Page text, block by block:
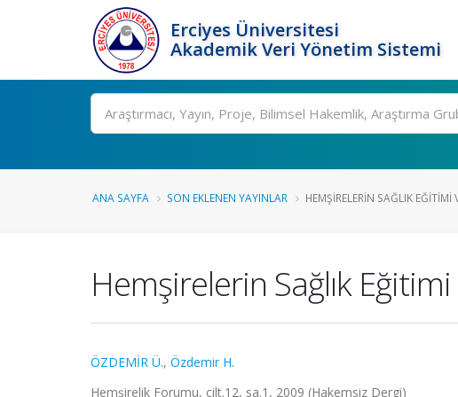
Erciyes Üniversitesi
Akademik Veri Yönetim Sistemi
Ara
ANA SAYFA SON EKLENEN YAYINLAR HEMŞIRELERIN SAĞLIK EĞITIMI
Hemşirelerin Sağlık
ÖZDEMİR Ü., Özdemir H.
Hemşirelik Forumu, cilt.12, sa.1, 2009 (Hakemsiz Dergi)